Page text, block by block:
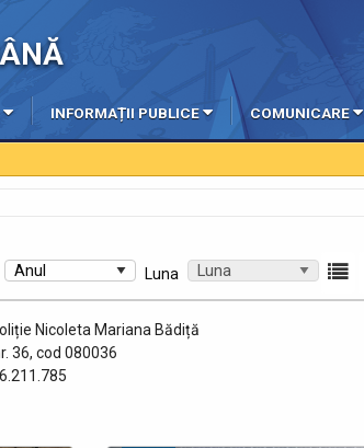
INFORMAȚII PUBLICE COMUNICARE
Luna
Nicoleta Mariana Bădiță
36, cod 080036